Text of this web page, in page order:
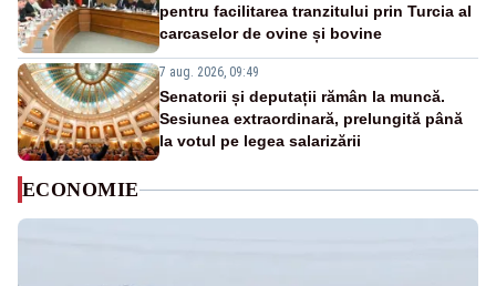
pentru facilitarea tranzitului prin Turcia al
carcaselor de ovine și bovine
7 aug. 2026, 09:49
Senatorii și deputații rămân la muncă.
Sesiunea extraordinară, prelungită până
la votul pe legea salarizării
ECONOMIE